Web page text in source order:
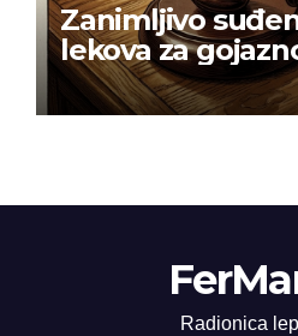
Zanimljivo
lekova za
Radionica